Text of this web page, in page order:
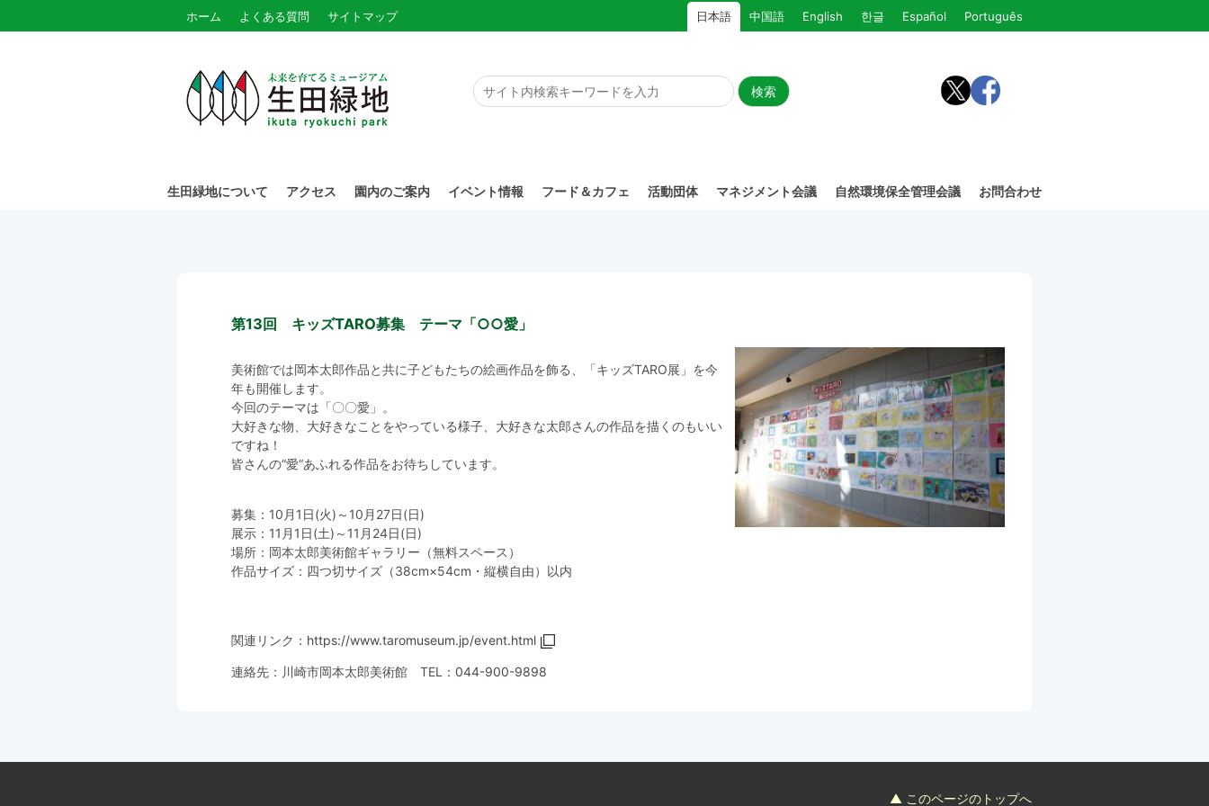
ホーム よくある質問 サイトマップ 日本語 中国語 English 한글 Español Português
生田緑地について アクセス 園内のご案内 イベント情報 フード＆カフェ 活動団体 マネジメント会議 自然環境保全管理会議 お問合わせ
第13回 キッズTARO募集 テーマ「○○愛」
美術館では岡本太郎作品と共に子どもたちの絵画作品を飾る、「キッズTARO展」を今
年も開催します。
今回のテーマは「〇〇愛」。
大好きな物、大好きなことをやっている様子、大好きな太郎さんの作品を描くのもいい
ですね！
皆さんの“愛“あふれる作品をお待ちしています。
募集：10月1日(火)～10月27日(日)
展示：11月1日(土)～11月24日(日)
場所：岡本太郎美術館ギャラリー（無料スペース）
作品サイズ：四つ切サイズ（38cm×54cm・縦横自由）以内
関連リンク： https://www.taromuseum.jp/event.html
連絡先：川崎市岡本太郎美術館 TEL： 044-900-9898
▲ このページのトップへ